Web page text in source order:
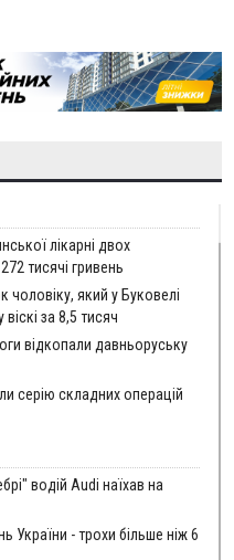
лікарні двох
тисячі гривень
чоловіку, який у Буковелі
за 8,5 тисяч
відкопали давньоруську
серію складних операцій
водій Audi наїхав на
України - трохи більше ніж 6